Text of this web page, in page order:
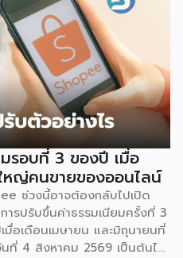
รอบที่ 3 ของปี เมื่อ
หญ่คนขายของออนไลน์
ช่วงนี้อาจต้องกลับไปเปิด
ารปรับขึ้นค่าธรรมเนียมครั้งที่ 3
อเดือนเมษายน และมิถุนายนที่
ที่ 4 สิงหาคม 2569 เป็นต้นไป